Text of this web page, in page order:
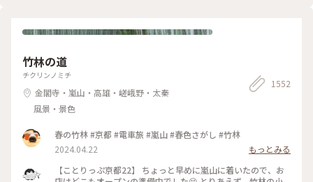
竹林の道
チクリンノミチ
金閣寺・嵐山・高雄・嵯峨野・太秦
風景・景色
1552
春の竹林 #京都 #電車旅 #嵐山 #春色さがし #竹林
2024.04.22
もっとみる
【ことりっぷ京都22】 ちょっと早めに嵐山に着いたので、お